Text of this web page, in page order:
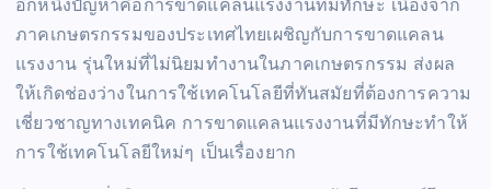
อีกหนึ่งปัญหาคือการขาดแคลนแรงงานที่มีทักษะ เนื่องจาก
ภาคเกษตรกรรมของประเทศไทยเผชิญกับการขาดแคลน
แรงงาน รุ่นใหม่ที่ไม่นิยมทำงานในภาคเกษตรกรรม ส่งผล
ให้เกิดช่องว่างในการใช้เทคโนโลยีที่ทันสมัยที่ต้องการความ
เชี่ยวชาญทางเทคนิค การขาดแคลนแรงงานที่มีทักษะทำให้
การใช้เทคโนโลยีใหม่ๆ เป็นเรื่องยาก